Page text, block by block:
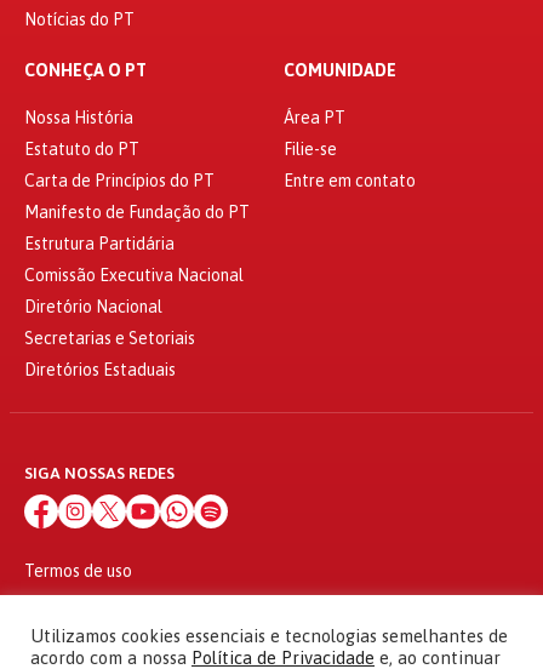
Notícias do PT
CONHEÇA O PT
Nossa História
Estatuto do PT
Carta de Princípios do PT
Manifesto de Fundação do PT
Estrutura Partidária
Comissão Executiva Nacional
Diretório Nacional
Secretarias e Setoriais
Diretórios Estaduais
COMUNIDADE
Área PT
Filie-se
Entre em contato
SIGA NOSSAS REDES
Termos de uso
© 2010 - 2026
Partido dos Trabalhadores Todos os direitos reservados
Utilizamos cookies essenciais e tecnologias semelhantes de
acordo com a nossa Política de Privacidade e, ao continuar